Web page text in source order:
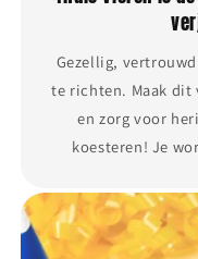
Gezellig,
te richten. Maak dit
en zorg voor
koesteren! Je